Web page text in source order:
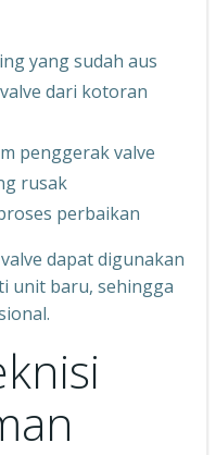
yang sudah aus
dari kotoran
penggerak valve
rusak
perbaikan
dapat digunakan
unit baru, sehingga